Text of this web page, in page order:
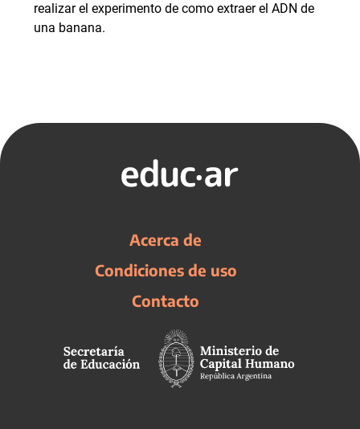
realizar el experimento de como extraer el ADN de
una banana.
Acerca de
Condiciones de uso
Contacto